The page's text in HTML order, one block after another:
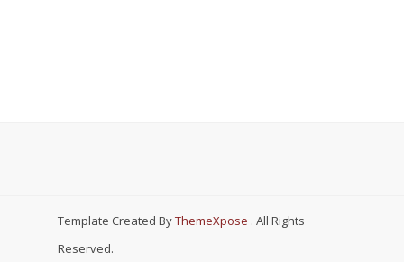
Template Created ByThemeXpose . All Rights
Reserved.